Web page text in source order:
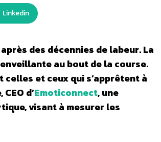
Linkedin
des décennies de labeur. La
au bout de la course.
et ceux qui s’apprêtent à
d’Emoticonnect, une
visant à mesurer les